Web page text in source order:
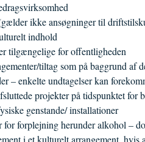
ikke ansøgninger til
indhold
tilgængelige for offentligheden
tiltag som på baggrund af
– enkelte undtagelser kan
projekter på tidspunktet for
genstande/ installationer
forplejning herunder alkohol –
i et kulturelt arrangement, hvis